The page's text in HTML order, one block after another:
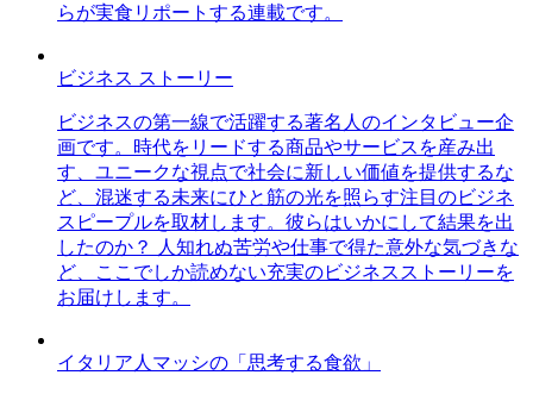
らが実食リポートする連載です。
ビジネス ストーリー
ビジネスの第一線で活躍する著名人のインタビュー企
画です。時代をリードする商品やサービスを産み出
す、ユニークな視点で社会に新しい価値を提供するな
ど、混迷する未来にひと筋の光を照らす注目のビジネ
スピープルを取材します。彼らはいかにして結果を出
したのか？ 人知れぬ苦労や仕事で得た意外な気づきな
ど、ここでしか読めない充実のビジネスストーリーを
お届けします。
イタリア人マッシの「思考する食欲」